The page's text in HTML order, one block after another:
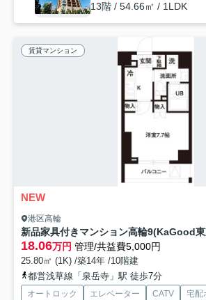
13階 / 54.66㎡ / 1LDK
賃貸マンション
NEW
港区高輪
新品家具付きマンション高輪9(KaGood
18.06万円 管理/共益費5,000円
25.80㎡ (1K) /築14年 /10階建
都営浅草線「泉岳寺」駅 徒歩7分
オートロック エレベーター CATV
宅配